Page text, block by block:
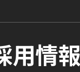
用情報